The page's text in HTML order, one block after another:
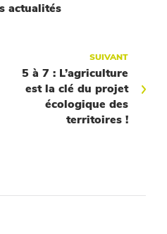
actualités
SUIVANT
5 à 7 : L’agriculture
est la clé du projet
écologique des
territoires !